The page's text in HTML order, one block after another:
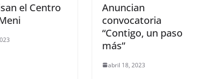
el Centro
Anuncian
convocatoria
“Contigo, un paso
más”
abril 18, 2023